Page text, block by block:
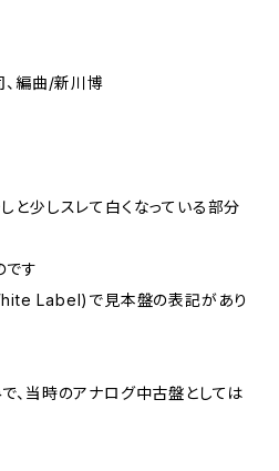
編曲/新川博
と少しスレて白くなっている部分
です
Label)で見本盤の表記があり
、当時のアナログ中古盤としては